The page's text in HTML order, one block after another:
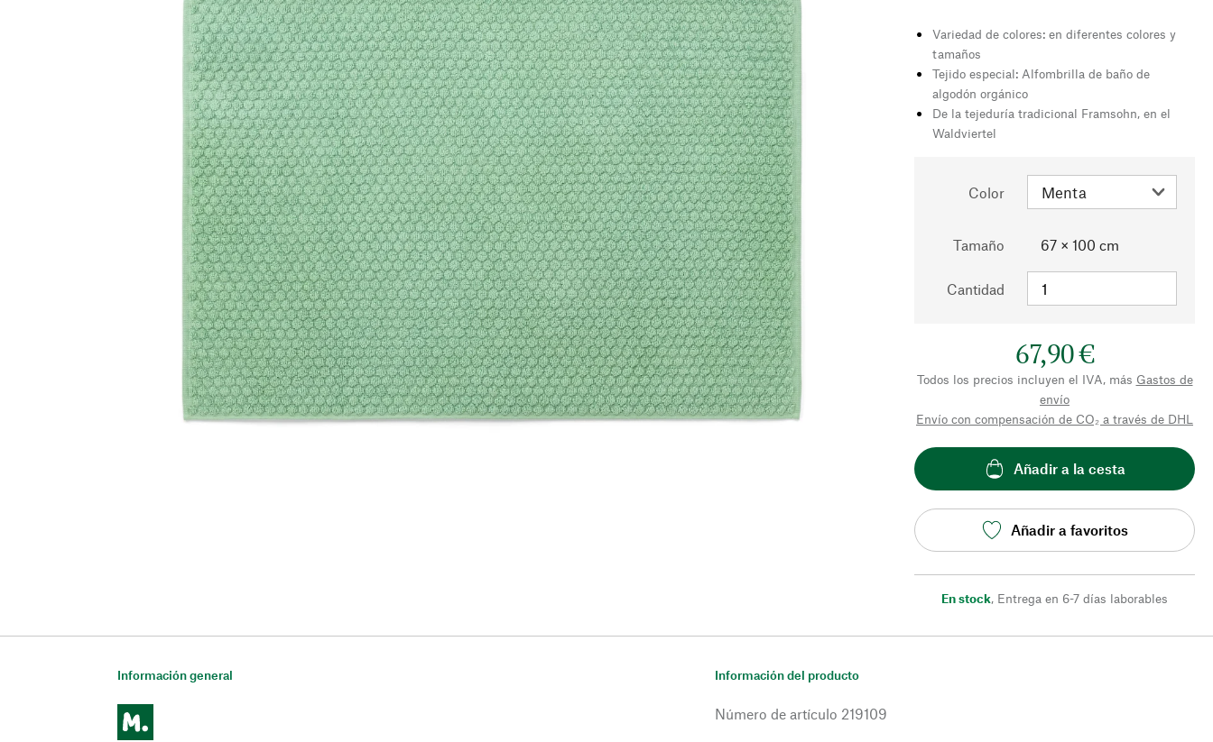
Variedad de colores: en diferentes colores y
tamaños
Tejido especial: Alfombrilla de baño de
algodón orgánico
De la tejeduría tradicional Framsohn, en el
Waldviertel
Color
Tamaño 67 × 100 cm
Cantidad
67,90 €
Todos los precios incluyen el IVA, más Gastos de
envío
Envío con compensación de CO₂ a través de DHL
Añadir a la cesta
Añadir a favoritos
En stock, Entrega en 6-7 días laborables
Información general Información del producto
Número de artículo 219109